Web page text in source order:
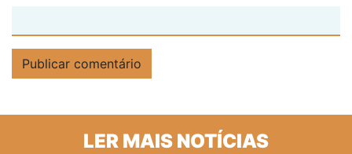
LER MAIS NOTÍCIAS